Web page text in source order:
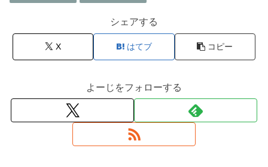
シェアする
X はてブ コピー
よーじをフォローする